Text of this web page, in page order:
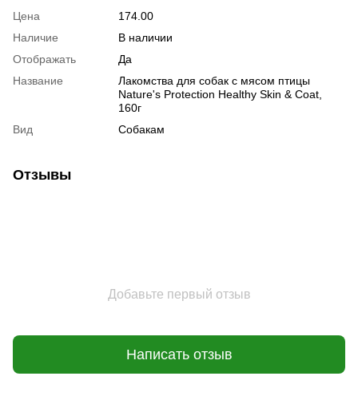
Цена
174.00
Наличие
В наличии
Отображать
Да
Название
Лакомства для собак с мясом птицы
Nature's Protection Healthy Skin & Coat,
160г
Вид
Собакам
Отзывы
Добавьте первый отзыв
Написать отзыв